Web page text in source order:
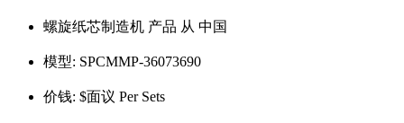
螺旋纸芯制造机 产品 从 中国
模型: SPCMMP-36073690
价钱: $面议 Per Sets